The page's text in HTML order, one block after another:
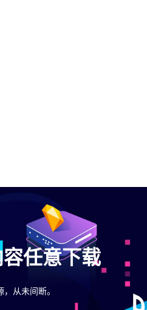
任意下载
从未间断。